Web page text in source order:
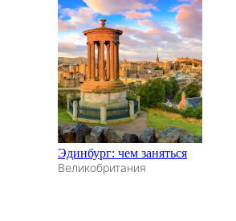
Эдинбург: чем заняться
Великобритания